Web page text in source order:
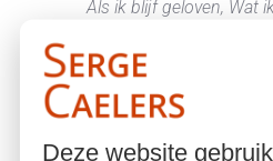
Als ik blijf geloven, Wat
Als ik blijf doen, Zoals ik
Blijft mij overkomen, Wat
Maar als ik mijn ogen sluit,
Deze website